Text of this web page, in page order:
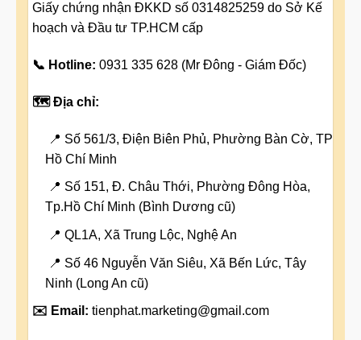
Giấy chứng nhận ĐKKD số 0314825259 do Sở Kế
hoạch và Đầu tư TP.HCM cấp
📞 Hotline: 0931 335 628 (Mr Đông - Giám Đốc)
🗺️ Địa chỉ:
📍 Số 561/3, Điện Biên Phủ, Phường Bàn Cờ, TP
Hồ Chí Minh
📍 Số 151, Đ. Châu Thới, Phường Đông Hòa,
Tp.Hồ Chí Minh (Bình Dương cũ)
📍 QL1A, Xã Trung Lộc, Nghệ An
📍 Số 46 Nguyễn Văn Siêu, Xã Bến Lức, Tây
Ninh (Long An cũ)
✉️ Email: tienphat.marketing@gmail.com